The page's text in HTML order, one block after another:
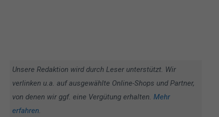
Unsere Redaktion wird durch Leser unterstützt. Wir
verlinken u.a. auf ausgewählte Online-Shops und Partner,
von denen wir ggf. eine Vergütung erhalten. Mehr
erfahren.